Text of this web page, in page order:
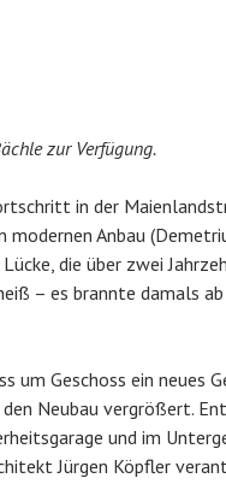
zur Verfügung.
in der
Anbau
die über zwei
– es brannte damals
um Geschoss ein neues
Neubau vergrößert.
und im
Jürgen Köpfler